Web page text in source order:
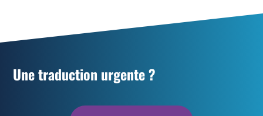
Une traduction urgente ?